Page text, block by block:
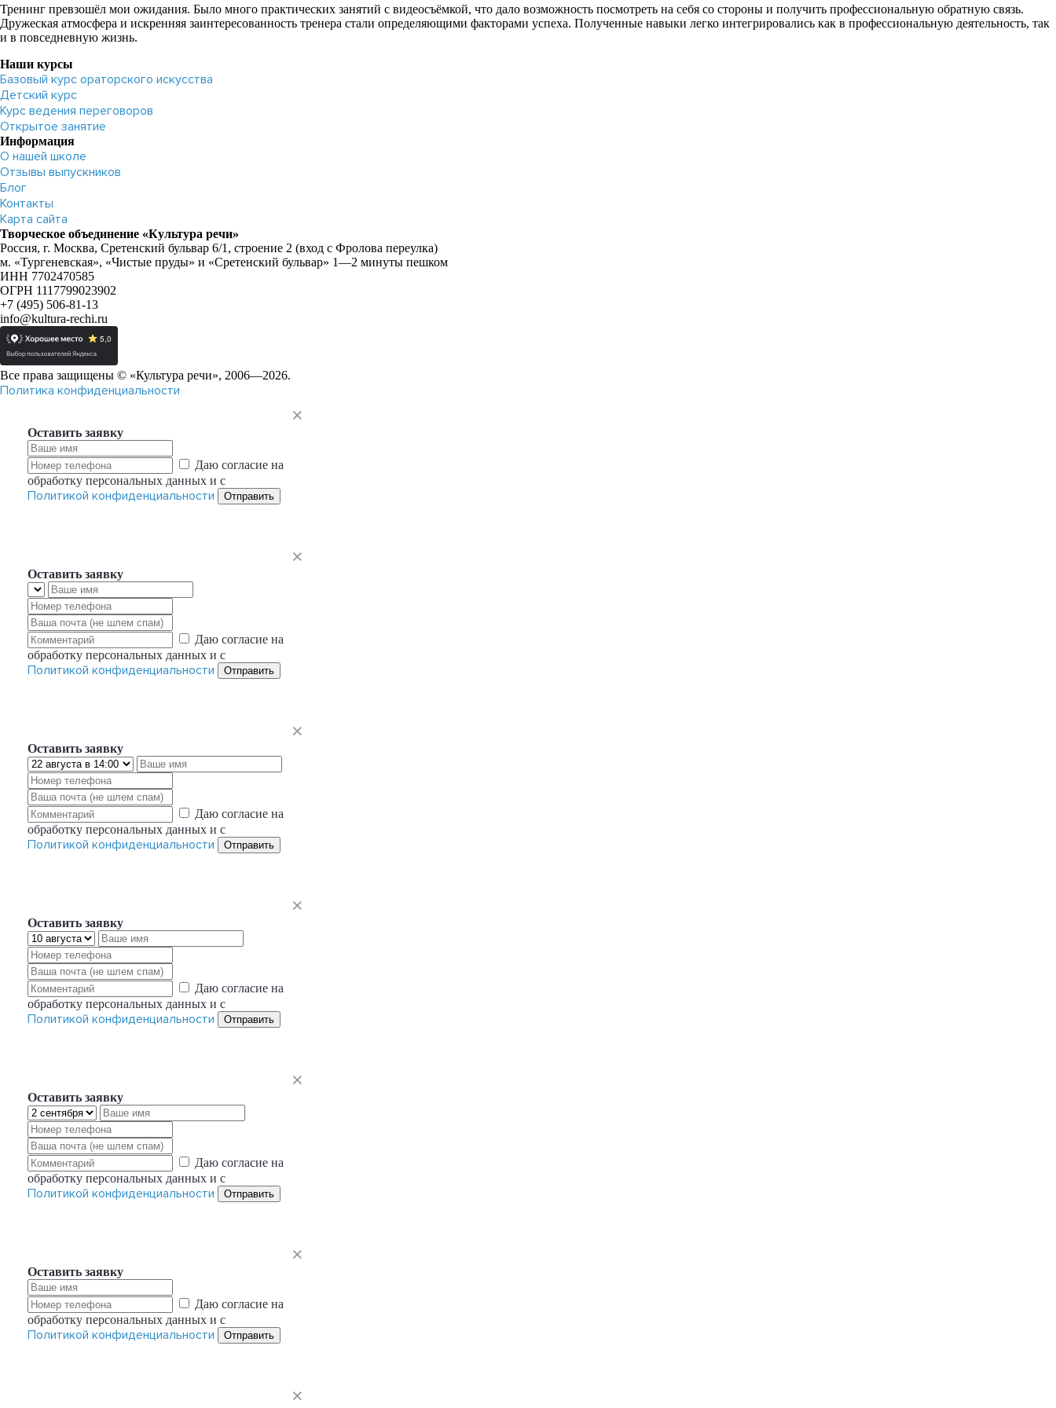
Тренинг превзошёл мои ожидания. Было много практических занятий с видеосъёмкой, что дало возможность посмотреть на себя со стороны и получить профессиональную обратную связь.
Дружеская атмосфера и искренняя заинтересованность тренера стали определяющими факторами успеха. Полученные навыки легко интегрировались как в профессиональную деятельность, так
и в повседневную жизнь.
Наши курсы
Базовый курс ораторского искусства
Детский курс
Курс ведения переговоров
Открытое занятие
Информация
О нашей школе
Отзывы выпускников
Блог
Контакты
Карта сайта
Творческое объединение «Культура речи»
Россия, г. Москва, Сретенский бульвар 6/1, строение 2 (вход с Фролова переулка)
м. «Тургеневская», «Чистые пруды» и «Сретенский бульвар» 1—2 минуты пешком
ИНН 7702470585
ОГРН 1117799023902
+7 (495) 506-81-13
info@kultura-rechi.ru
Все права защищены © «Культура речи», 2006—2026.
Политика конфиденциальности
Оставить заявку
Даю согласие на
обработку персональных данных и с
Политикой конфиденциальности Отправить
Оставить заявку
Даю согласие на
обработку персональных данных и с
Политикой конфиденциальности Отправить
Оставить заявку
Даю согласие на
обработку персональных данных и с
Политикой конфиденциальности Отправить
Оставить заявку
Даю согласие на
обработку персональных данных и с
Политикой конфиденциальности Отправить
Оставить заявку
Даю согласие на
обработку персональных данных и с
Политикой конфиденциальности Отправить
Оставить заявку
Даю согласие на
обработку персональных данных и с
Политикой конфиденциальности Отправить